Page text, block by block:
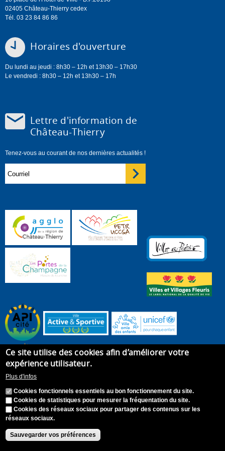
02405 Château-Thierry cedex
Tél. 03 23 84 86 86
Horaires d'ouverture
Du lundi au jeudi : 8h30 – 12h et 13h30 – 17h30
Le vendredi : 8h30 – 12h et 13h30 – 17h
Lettre d'information de
Château-Thierry
Tenez-vous au courant de nos dernières actualités !
Accueil Plan du site
Appel à candidature
Contact
Accessibilité : Non conforme
Ce site utilise des cookies afin d’améliorer votre
expérience utilisateur.
Plus d'infos
Cookies fonctionnels essentiels au bon fonctionnement du site.
Cookies de statistiques pour mesurer la fréquentation du site.
Cookies des réseaux sociaux pour partager des contenus sur les
réseaux sociaux.
Sauvegarder vos préférences